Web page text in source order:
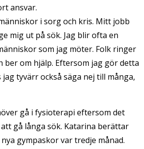
ansvar.
i sorg och kris. Mitt jobb
mig ut på sök. Jag blir ofta en
som jag möter. Folk ringer
ber om hjälp. Eftersom jag gör detta
tyvärr också säga nej till många,
gå i fysioterapi eftersom det
gå långa sök. Katarina berättar
gympaskor var tredje månad.